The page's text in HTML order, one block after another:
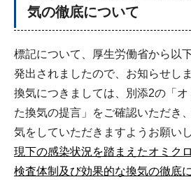
気の徹底について
標記について、厚生労働省から以
発出されましたので、お知らせしま
換気につきましては、別添2の「
た換気の提言」をご確認いただき
気をしていただきますようお願いし
現下の感染状況を踏まえたオミク
検査体制及び効果的な換気の徹底